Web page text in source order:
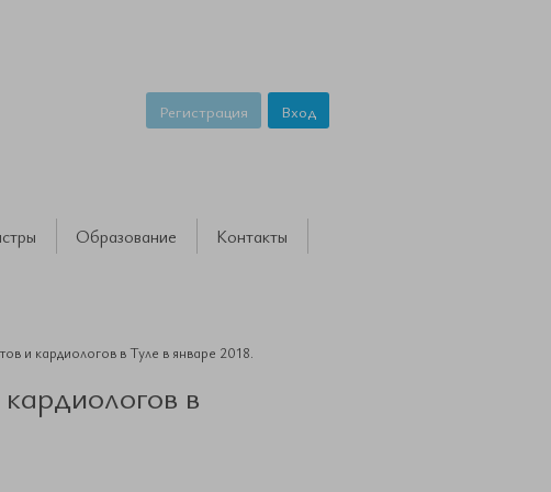
Регистрация Вход
Образование Контакты
и кардиологов в Туле в январе 2018.
в